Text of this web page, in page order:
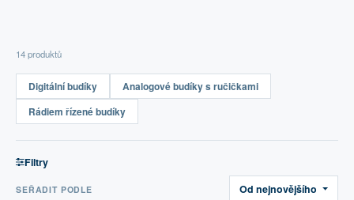
14 produktů
Digitální budíky
Analogové budíky s ručičkami
Rádiem řízené budíky
Filtry
SEŘADIT PODLE Od nejnovějšího